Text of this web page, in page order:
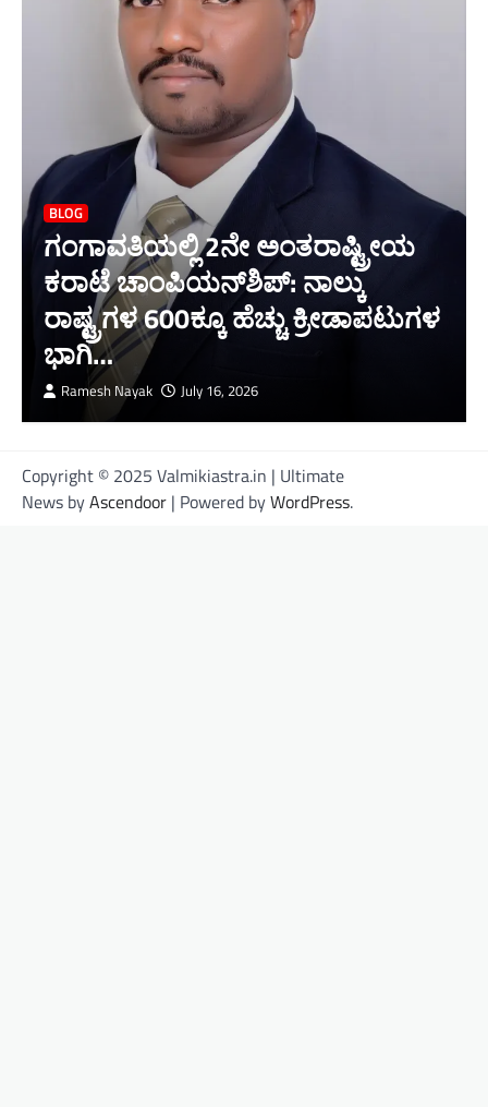
BLOG
ಗಂಗಾವತಿಯಲ್ಲಿ 2ನೇ ಅಂತರಾಷ್ಟ್ರೀಯ
ಕರಾಟೆ ಚಾಂಪಿಯನ್‌ಶಿಪ್: ನಾಲ್ಕು
ರಾಷ್ಟ್ರಗಳ 600ಕ್ಕೂ ಹೆಚ್ಚು ಕ್ರೀಡಾಪಟುಗಳ
ಭಾಗಿ…
Ramesh Nayak July 16, 2026
Copyright © 2025 Valmikiastra.in | Ultimate
News byAscendoor | Powered byWordPress.